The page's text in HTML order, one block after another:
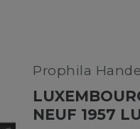
Prophila
NEUF 1957